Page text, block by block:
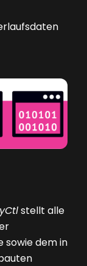
stellt alle
sowie dem in